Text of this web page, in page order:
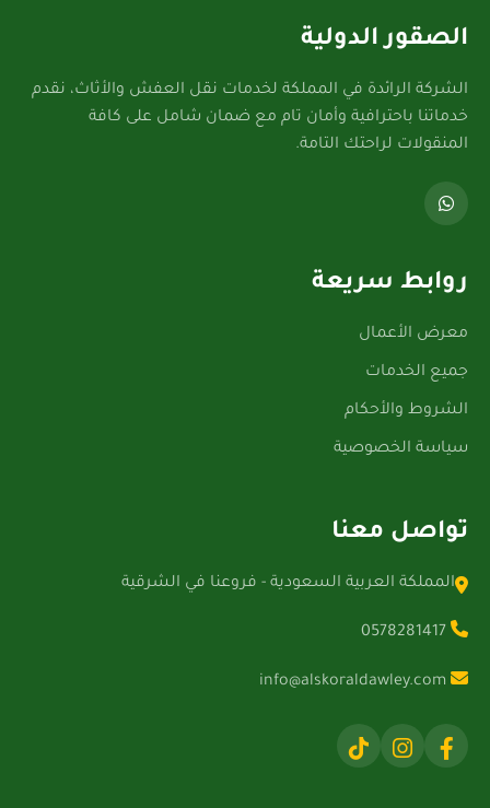
الصقور الدولية
الشركة الرائدة في المملكة لخدمات نقل العفش والأثاث، نقدم
خدماتنا باحترافية وأمان تام مع ضمان شامل على كافة
المنقولات لراحتك التامة.
روابط سريعة
معرض الأعمال
جميع الخدمات
الشروط والأحكام
سياسة الخصوصية
تواصل معنا
المملكة العربية السعودية - فروعنا في الشرقية